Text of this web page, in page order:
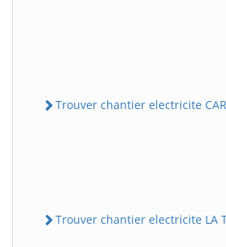
Trouver chantier electricite
Trouver chantier electricite LA